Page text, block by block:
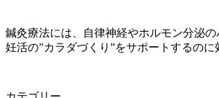
鍼灸療法には、自律神経やホルモン分泌
妊活の”カラダづくり”をサポートするのに